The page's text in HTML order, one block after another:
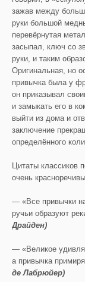
зажав между
руки большой
перевёрнутая
засыпал, ключ со
руки, и таким
Оригинальная, но
привычка была у
он приказывал
и замыкать его в
выйти из дома и
заключение
определённого
Цитаты классиков
очень
— «Все привычки
ручьи образуют
Драйден)
— «Великое
а привычка
де Лабрюйер)